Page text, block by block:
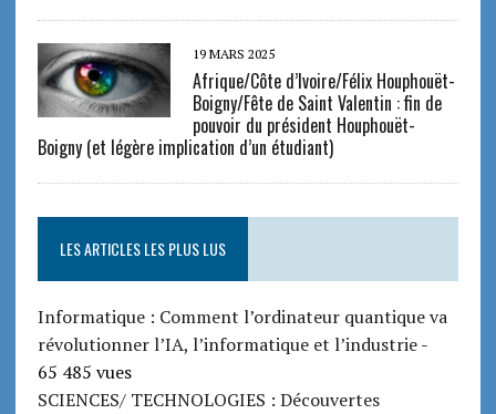
19 MARS 2025
Afrique/Côte d’Ivoire/Félix Houphouët-
Boigny/Fête de Saint Valentin : fin de
pouvoir du président Houphouët-
Boigny (et légère implication d’un étudiant)
LES ARTICLES LES PLUS LUS
Informatique : Comment l’ordinateur quantique va
révolutionner l’IA, l’informatique et l’industrie-
65 485 vues
SCIENCES/ TECHNOLOGIES : Découvertes